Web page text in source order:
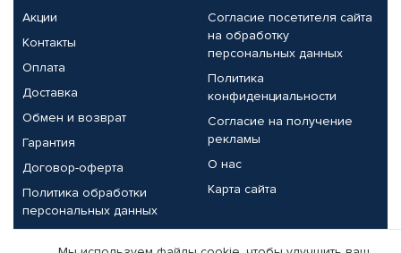
Акции
Контакты
Оплата
Доставка
Обмен и возврат
Гарантия
Договор-оферта
Политика обработки
персональных данных
Согласие посетителя сайта
на обработку
персональных данных
Политика
конфиденциальности
Согласие на получение
рекламы
О нас
Карта сайта